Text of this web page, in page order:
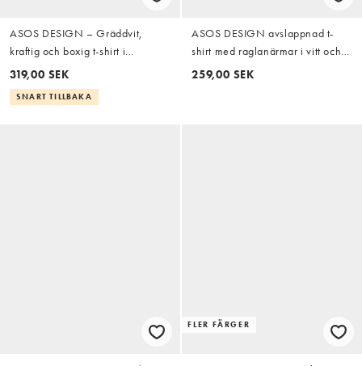
ASOS DESIGN – Gräddvit,
kraftig och boxig t-shirt i
oversized fit och frottétyg med
kantrand
319,00 SEK
SNART TILLBAKA
ASOS DESIGN avslappnad t-
shirt med raglanärmar i vitt och
rött våffeltyg
259,00 SEK
FLER FÄRGER